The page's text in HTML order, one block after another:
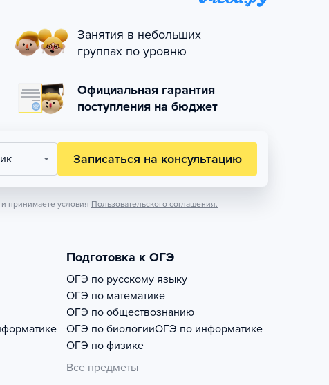
Занятия в небольших
группах по уровню
Официальная гарантия
поступления на бюджет
Записаться на консультацию
и принимаете условия Пользовательского соглашения.
Подготовка к ОГЭ
ОГЭ по русскому языку
ОГЭ по математике
ОГЭ по обществознанию
ОГЭ по биологииОГЭ по информатике
ОГЭ по физике
Все предметы